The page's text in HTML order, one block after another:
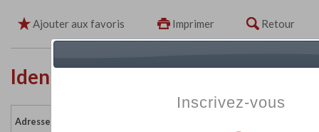
Ajouter aux favoris Imprimer Retour
Identité de l'établissement
Adresse :
Inscrivez-vous